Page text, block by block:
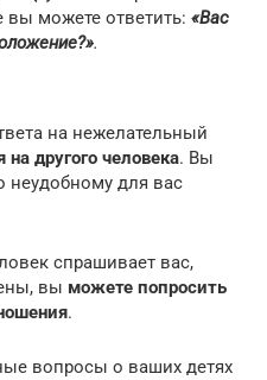
вы можете ответить: «Вас
.
на нежелательный
другого человека. Вы
неудобному для вас
спрашивает вас,
вы можете попросить
.
вопросы о ваших детях